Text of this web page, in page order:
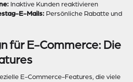
Inaktive Kunden reaktivieren
E-Mails: Persönliche Rabatte und
für E-Commerce: Die
E-Commerce-Features, die viele